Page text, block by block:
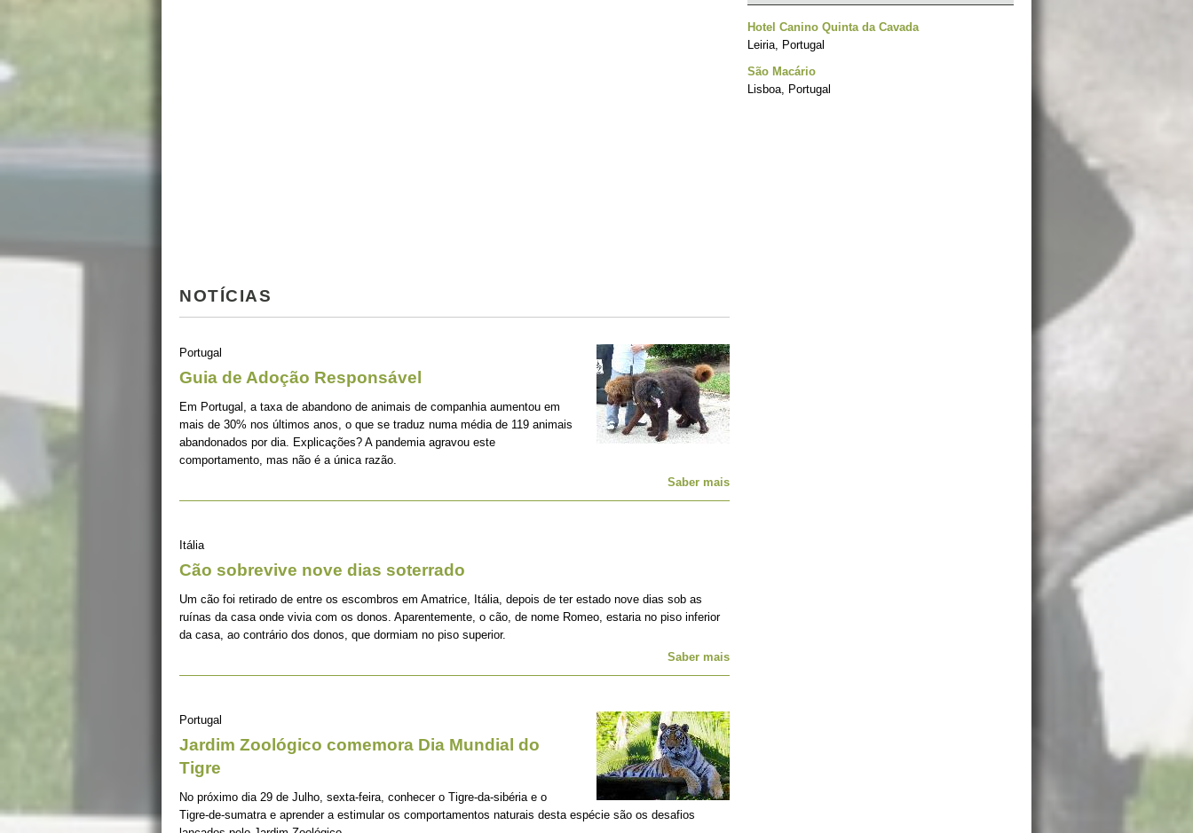
NOTÍCIAS
Portugal
Guia de Adoção Responsável
Em Portugal, a taxa de abandono de animais de companhia aumentou em
mais de 30% nos últimos anos, o que se traduz numa média de 119 animais
abandonados por dia. Explicações? A pandemia agravou este
comportamento, mas não é a única razão.
Saber mais
Itália
Cão sobrevive nove dias soterrado
Um cão foi retirado de entre os escombros em Amatrice, Itália, depois de ter estado nove dias sob as
ruínas da casa onde vivia com os donos. Aparentemente, o cão, de nome Romeo, estaria no piso inferior
da casa, ao contrário dos donos, que dormiam no piso superior.
Saber mais
Portugal
Jardim Zoológico comemora Dia Mundial do
Tigre
No próximo dia 29 de Julho, sexta-feira, conhecer o Tigre-da-sibéria e o
Tigre-de-sumatra e aprender a estimular os comportamentos naturais desta espécie são os desafios
Hotel Canino Quinta da Cavada
Leiria, Portugal
São Macário
Lisboa, Portugal